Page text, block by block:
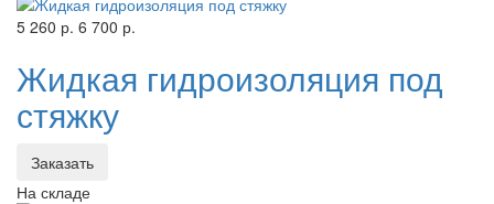
5 260 р. 6 700 р.
Жидкая гидроизоляция под
стяжку
Заказать
На складе